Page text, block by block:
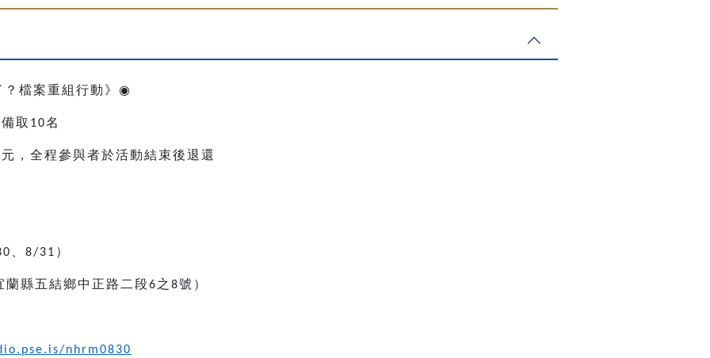
檔案重組行動》 ◉
取 10名
元，全程參與者於活動結束後退還
8/31 ）
縣五結鄉中正路二段6之 8號）
nhrm0830